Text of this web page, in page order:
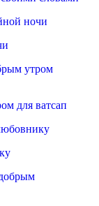
для ватсап